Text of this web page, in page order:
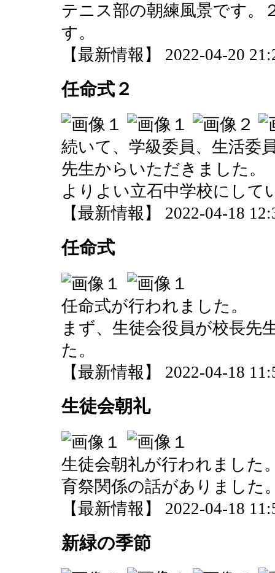
テニス部の朝練風景です。
す。
【最新情報】 2022-04-20
任命式２
続いて、学級委員、生活委
先生からいただきました。
よりよい立石中学校にして
【最新情報】 2022-04-18
任命式
任命式が行われました。
まず、生徒会役員が校長先
た。
【最新情報】 2022-04-18
生徒会朝礼
生徒会朝礼が行われました
育祭関係の話がありました
【最新情報】 2022-04-18
新緑の季節